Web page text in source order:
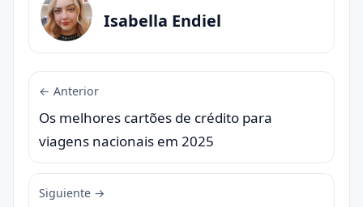
Isabella Endiel
← Anterior
Os melhores cartões de crédito para
viagens nacionais em 2025
Siguiente →